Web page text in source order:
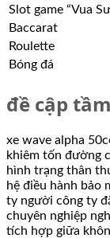
Slot game “Vua
Baccarat
Roulette
Bóng đá
đề cập
xe wave alpha
khiêm tốn đường
hình trạng thân
hệ điều hành bảo
ty người công ty
chuyên nghiệp
tích hợp giữa